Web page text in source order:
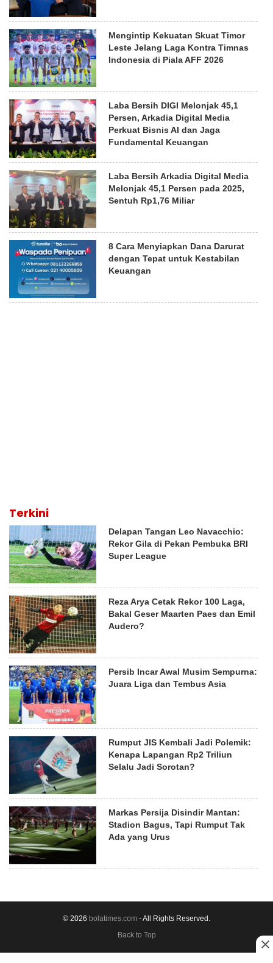
Mengintip Kekuatan Skuat Timor
Leste Jelang Laga Kontra Timnas
Indonesia di Piala AFF 2026
Laba Bersih DIGI Melonjak 45,1
Persen, Arkadia Digital Media
Perkuat Bisnis AI dan Jaga
Fundamental Keuangan
Laba Bersih Arkadia Digital Media
Melonjak 45,1 Persen pada 2025,
Sentuh Rp1,76 Miliar
8 Cara Menyiapkan Dana Darurat
dengan Tepat untuk Kestabilan
Keuangan
Terkini
Delapan Tangan Leo Navacchio:
Rekor Gila di Pekan Pembuka BRI
Super League
Reza Arya Cetak Rekor 100 Laga,
Bakal Geser Maarten Paes dan Emil
Audero?
Persib Incar Awal Musim Sempurna:
Juara Liga dan Tembus Asia
Rumput JIS Kembali Jadi Polemik:
Kenapa Lapangan Rp2 Triliun
Selalu Jadi Sorotan?
Markas Persija Disindir Mantan:
Stadion Bagus, Tapi Rumput Tak
Ada yang Urus
© 2026 bolatimes.com - All Rights Reserved.
Back to Top